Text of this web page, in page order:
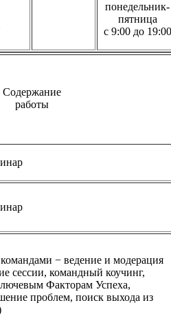
понедельник-
пятница
с 9:00 до 19:00
Содержание
работы
− ведение и модерация
сессии, командный коучинг,
Факторам Успеха,
проблем, поиск выхода из